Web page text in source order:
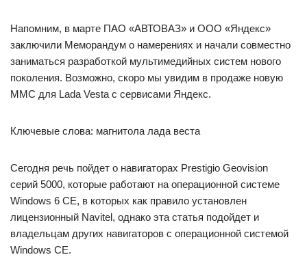
Напомним, в марте ПАО «АВТОВАЗ» и ООО «Яндекс»
заключили Меморандум о намерениях и начали совместно
заниматься разработкой мультимедийных систем нового
поколения. Возможно, скоро мы увидим в продаже новую
ММС для Lada Vesta с сервисами Яндекс.
Ключевые слова: магнитола лада веста
Сегодня речь пойдет о навигаторах Prestigio Geovision
серий 5000, которые работают на операционной системе
Windows 6 CE, в которых как правило установлен
лицензионный Navitel, однако эта статья подойдет и
владельцам других навигаторов с операционной системой
Windows CE.